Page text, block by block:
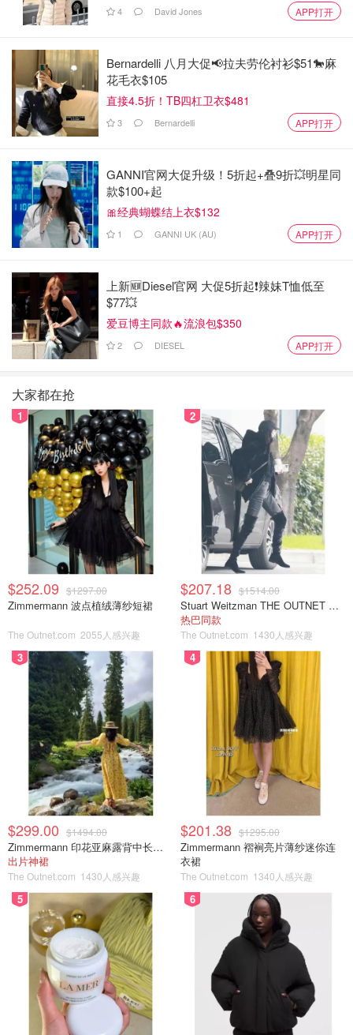
这个造价花费了白银330多万的建筑，最早是用于屠宰牲
口，而今天它已经被完美的保留下来作为一个文化产业基地
和孵化基地，与国家音乐产业基地毗邻。
4 David Jones APP打开
Bernardelli 八月大促📢拉夫劳伦衬衫$51🐎麻
花毛衣$105
直接4.5折！TB四杠卫衣$481
3 Bernardelli APP打开
GANNI官网大促升级！5折起+叠9折💥明星同
款$100+起
🎀经典蝴蝶结上衣$132
1 GANNI UK (AU) APP打开
上新🆕Diesel官网 大促5折起❗️辣妹T恤低至
$77💥
爱豆博主同款🔥流浪包$350
2 DIESEL APP打开
大家都在抢
1
$252.09 $1297.00
Zimmermann 波点植绒薄纱短裙
The Outnet.com 2055人感兴趣
2
$207.18 $1514.00
Stuart Weitzman THE OUTNET 麂皮过膝靴 黑色
热巴同款
The Outnet.com 1430人感兴趣
3
$299.00 $1494.00
Zimmermann 印花亚麻露背中长连衣裙
出片神裙
The Outnet.com 1430人感兴趣
4
$201.38 $1295.00
Zimmermann 褶裥亮片薄纱迷你连
衣裙
The Outnet.com 1340人感兴趣
5 6